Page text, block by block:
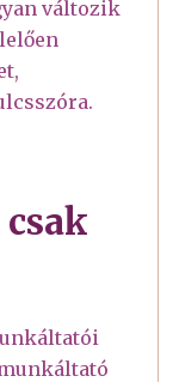
változik